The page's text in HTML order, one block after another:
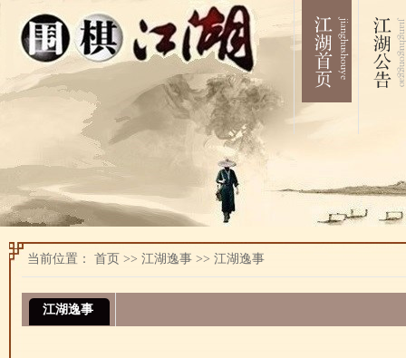
当前位置： 首页 >> 江湖逸事>> 江湖逸事
江湖逸事